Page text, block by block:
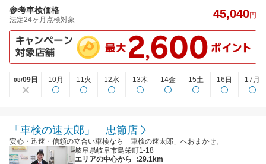
参考車検価格
法定24ヶ月点検対象 45,040円
08/09日 10月 11火 12水 13木 14金 15土 16日 17月
「車検の速太郎」 忠節店
安心・迅速・信頼の立合い車検なら「車検の速太郎」へおまかせ。
岐阜県岐阜市島栄町1-18
エリアの中心から
:29.1km